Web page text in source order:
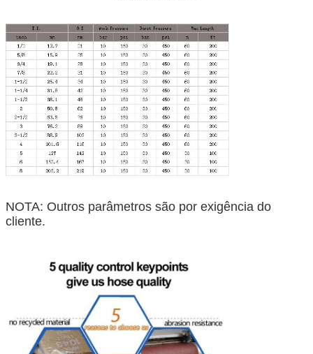
NOTA: Outros parâmetros são por exigência do
cliente.